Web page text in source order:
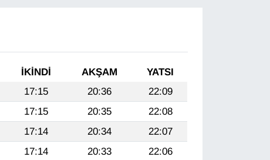
İKINDI AKŞAM
YATSI
17:15 20:36
22:09
17:15 20:35
22:08
17:14 20:34
22:07
17:14 20:33
22:06